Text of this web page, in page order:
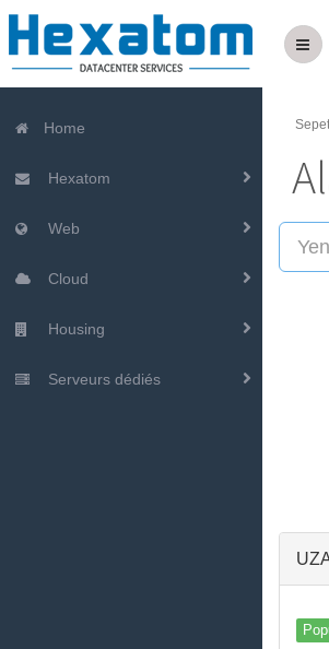
Home
Hexatom
Web
Cloud
Housing
Serveurs dédiés
Sepet